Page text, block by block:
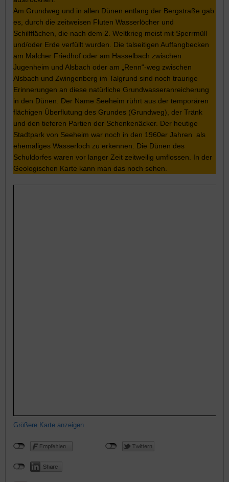
Am Grundweg und in allen Dünen entlang der Bergstraße gab
es, durch die zeitweisen Fluten Wasserlöcher und
Schilfflächen, die nach dem 2. Weltkrieg meist mit Sperrmüll
und/oder Erde verfüllt wurden. Die talseitigen Auffangbecken
am Malcher Friedhof oder am Hasselbach zwischen
Jugenheim und Alsbach oder am „Renn“-weg zwischen
Alsbach und Zwingenberg im Talgrund sind noch traurige
Erinnerungen an diese natürliche Grundwasseranreicherung
in den Dünen. Der Name Seeheim rührt aus der temporären
flächigen Überflutung des Grundes (Grundweg), der Tränk
und den tieferen Partien der Schenkenäcker. Der heutige
Stadtpark von Seeheim war noch in den 1960er Jahren als
ehemaliges Wasserloch zu erkennen. Die Dünen des
Schuldorfes waren vor langer Zeit zeitweilig umflossen. In der
Geologischen Karte kann man das noch sehen.
Größere Karte anzeigen